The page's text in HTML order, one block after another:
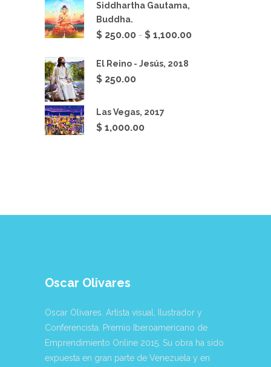
Siddhartha Gautama,
Buddha.
$ 250.00 - $ 1,100.00Rango
El Reino - Jesús, 2018
$ 250.00
Las Vegas, 2017
$ 1,000.00
Oscar Olivares
Oscar Olivares. Artista visual, Ilustrador y
Conferencista. Premio Iberoamericano de
Emprendimiento Online 2015. Su obra ha sido
expuesta en gran parte de Venezuela y en